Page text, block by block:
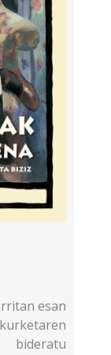
esan
bideratu